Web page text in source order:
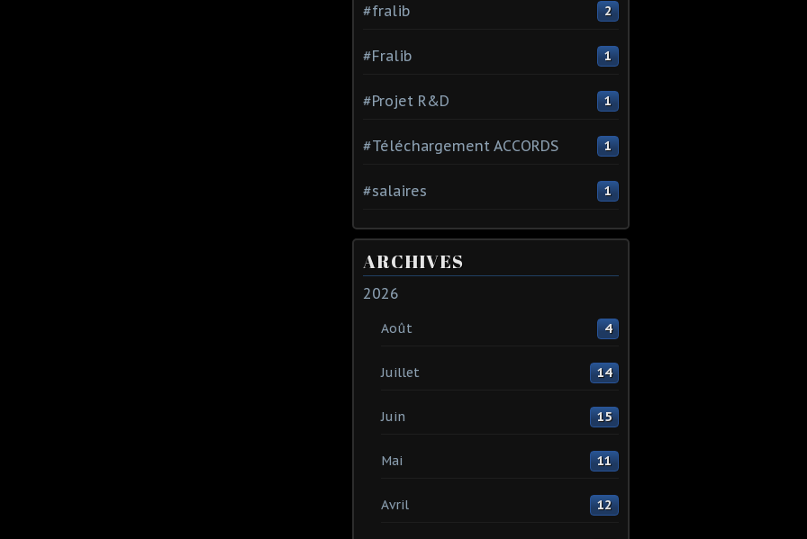
#fralib 2
#Fralib 1
#Projet R&D 1
#Téléchargement ACCORDS 1
#salaires 1
ARCHIVES
2026
Août 4
Juillet 14
Juin 15
Mai 11
Avril 12